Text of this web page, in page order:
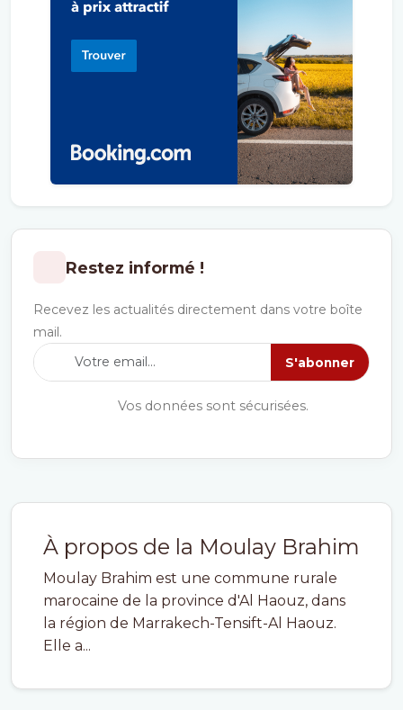
À propos de la Moulay Brahim
Moulay Brahim est une commune rurale
marocaine de la province d'Al Haouz, dans
la région de Marrakech-Tensift-Al Haouz.
Elle a...
Restez informé !
Recevez les actualités directement dans votre boîte
mail.
S'abonner
Vos données sont sécurisées.